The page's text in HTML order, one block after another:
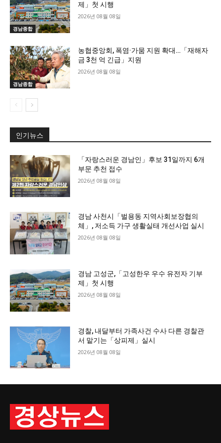
경남종합
제」첫 시행
2026년 08월 08일
경남종합
농협중앙회, 폭염·가뭄 지원 확대…「재해자
금 3천 억 긴급」지원
2026년 08월 08일
인기뉴스
「자랑스러운 경남인」후보 31일까지 6개
부문 추천 접수
2026년 08월 08일
경남 사천시「벌용동 지역사회보장협의
체」, 저소득 가구 생활실태 개선사업 실시
2026년 08월 08일
경남 고성군,「고성한우 우수 유전자 기부
제」첫 시행
2026년 08월 08일
경찰, 내달부터 가족사건 수사 다른 경찰관
서 맡기는「상피제」실시
2026년 08월 08일